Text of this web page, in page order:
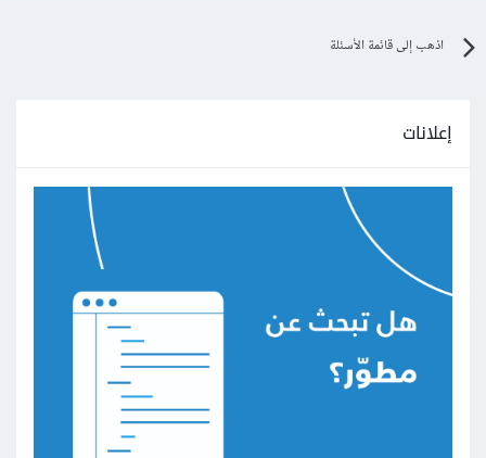
اذهب إلى قائمة الأسئلة
إعلانات